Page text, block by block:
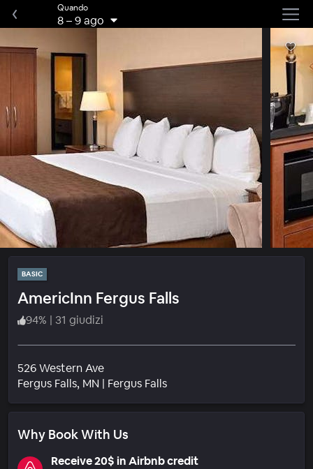
Quando
8–9 ago
BASIC
AmericInn Fergus Falls
94% | 31 giudizi
526 Western Ave
Fergus Falls, MN | Fergus FallsQuartiere
Why Book With Us
Receive 20$ in Airbnb credit